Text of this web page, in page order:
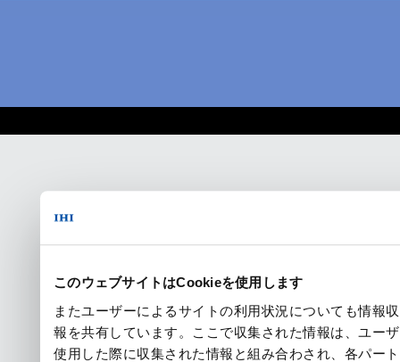
このウェブサイトはCookieを使用します
またユーザーによるサイトの利用状況についても情報
報を共有しています。ここで収集された情報は、ユー
使用した際に収集された情報と組み合わされ、各パー